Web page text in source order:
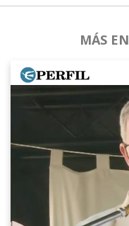
MÁS EN